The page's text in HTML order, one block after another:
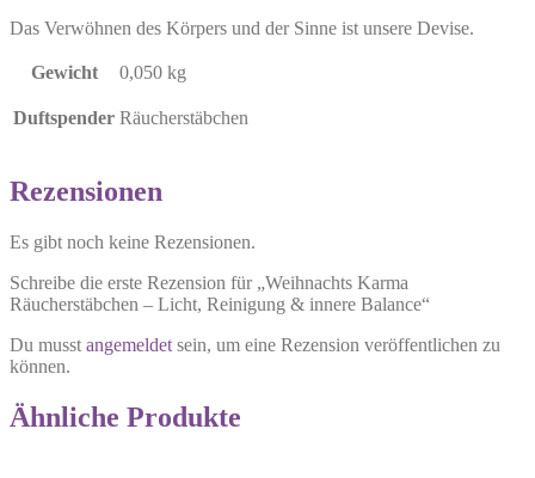
Das Verwöhnen des Körpers und der Sinne ist unsere Devise.
Gewicht 0,050 kg
Duftspender Räucherstäbchen
Rezensionen
Es gibt noch keine Rezensionen.
Schreibe die erste Rezension für „Weihnachts Karma
Räucherstäbchen – Licht, Reinigung & innere Balance“
Du musst angemeldet sein, um eine Rezension veröffentlichen zu
können.
Ähnliche Produkte